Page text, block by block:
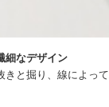
細なデザイン
きと掘り、線によっ